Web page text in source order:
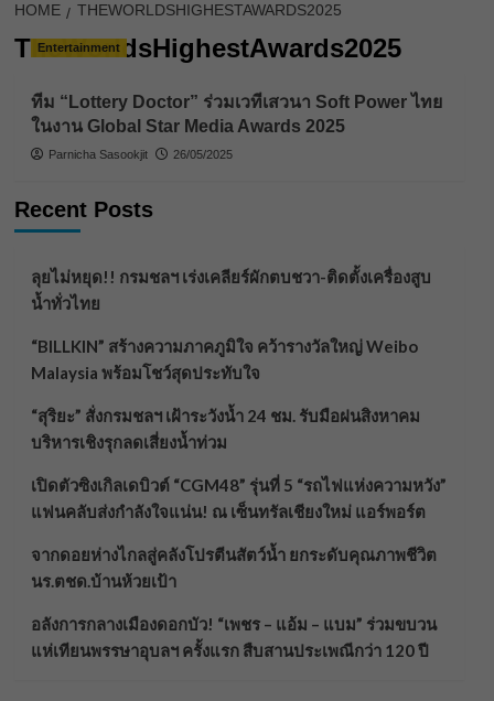
HOME THEWORLDSHIGHESTAWARDS2025
TheWorldsHighestAwards2025
Entertainment
ทีม “Lottery Doctor” ร่วมเวทีเสวนา Soft Power ไทย
ในงาน Global Star Media Awards 2025
Parnicha Sasookjit 26/05/2025
Recent Posts
ลุยไม่หยุด!! กรมชลฯ เร่งเคลียร์ผักตบชวา-ติดตั้งเครื่องสูบ
น้ำทั่วไทย
“BILLKIN” สร้างความภาคภูมิใจ คว้ารางวัลใหญ่ Weibo
Malaysia พร้อมโชว์สุดประทับใจ
“สุริยะ” สั่งกรมชลฯ เฝ้าระวังน้ำ 24 ชม. รับมือฝนสิงหาคม
บริหารเชิงรุกลดเสี่ยงน้ำท่วม
เปิดตัวซิงเกิลเดบิวต์ “CGM48” รุ่นที่ 5 “รถไฟแห่งความหวัง”
แฟนคลับส่งกำลังใจแน่น! ณ เซ็นทรัลเชียงใหม่ แอร์พอร์ต
จากดอยห่างไกลสู่คลังโปรตีนสัตว์น้ำ ยกระดับคุณภาพชีวิต
นร.ตชด.บ้านห้วยเป้า
อลังการกลางเมืองดอกบัว! “เพชร – แอ้ม – แบม” ร่วมขบวน
แห่เทียนพรรษาอุบลฯ ครั้งแรก สืบสานประเพณีกว่า 120 ปี